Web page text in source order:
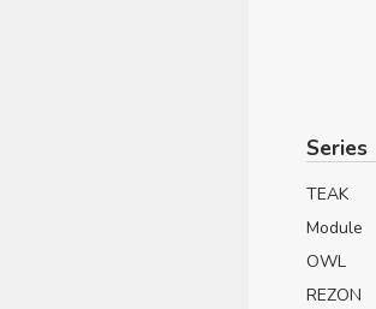
Series
TEAK
Module
OWL
REZON